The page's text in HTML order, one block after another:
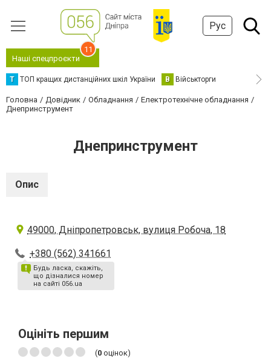
Рус
Наші спецпроєкти
11
Т ТОП кращих дистанційних шкіл України В Військторги
Головна Довідник Обладнання
Електротехнічне обладнання
Днепринструмент
Днепринструмент
Опис
49000, Дніпропетровськ, вулиця Робоча, 18
+380 (562) 341661
Будь ласка, скажіть,
що дізналися номер
на сайті 056.ua
Оцініть першим
(0 оцінок)